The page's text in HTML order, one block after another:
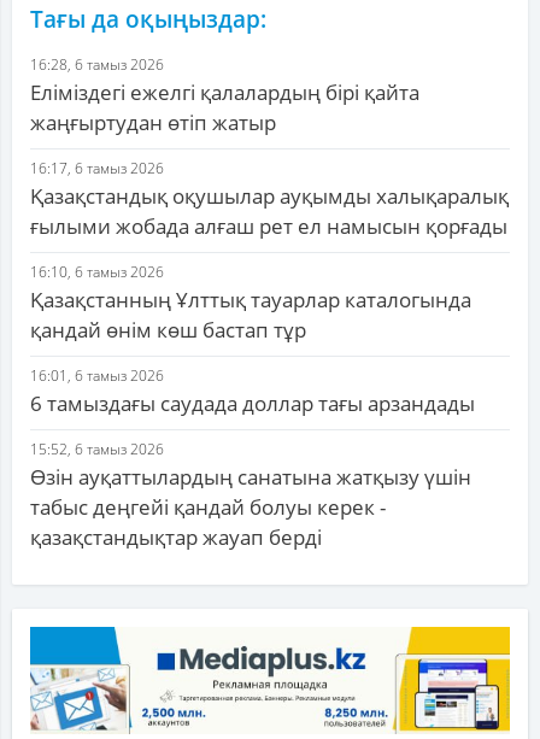
Тағы да оқыңыздар:
16:28, 6 тамыз 2026
Еліміздегі ежелгі қалалардың бірі қайта
жаңғыртудан өтіп жатыр
16:17, 6 тамыз 2026
Қазақстандық оқушылар ауқымды халықаралық
ғылыми жобада алғаш рет ел намысын қорғады
16:10, 6 тамыз 2026
Қазақстанның Ұлттық тауарлар каталогында
қандай өнім көш бастап тұр
16:01, 6 тамыз 2026
6 тамыздағы саудада доллар тағы арзандады
15:52, 6 тамыз 2026
Өзін ауқаттылардың санатына жатқызу үшін
табыс деңгейі қандай болуы керек -
қазақстандықтар жауап берді